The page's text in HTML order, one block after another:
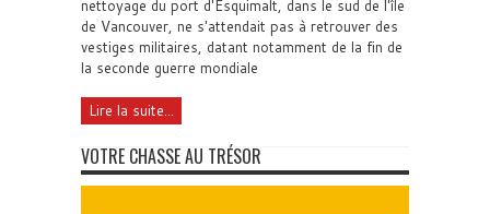
nettoyage du port d'Esquimalt, dans le sud de l'île
de Vancouver, ne s'attendait pas à retrouver des
vestiges militaires, datant notamment de la fin de
la seconde guerre mondiale
Lire la suite...
VOTRE CHASSE AU TRÉSOR